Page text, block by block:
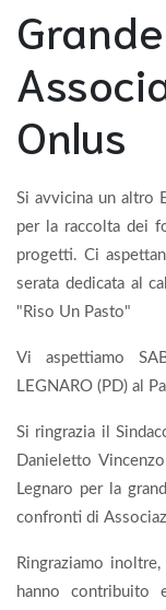
Onlus
Si avvicina un altro
per la raccolta dei
progetti. Ci
serata dedicata al
"Riso Un Pasto"
Vi aspettiamo
LEGNARO (PD) al
Si ringrazia il
Danieletto
Legnaro per la
confronti di
Ringraziamo
hanno contribuito